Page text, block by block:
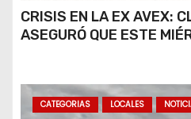
CRISIS EN LA EX AVEX:
ASEGURÓ QUE ESTE
CATEGORIAS LOCALES